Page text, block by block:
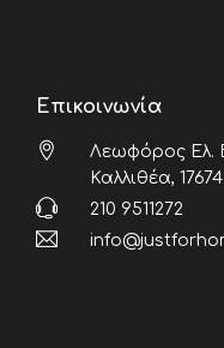
Επικοινωνία
Λεωφόρος Ελ.
Καλλιθέα, 17674
210 9511272